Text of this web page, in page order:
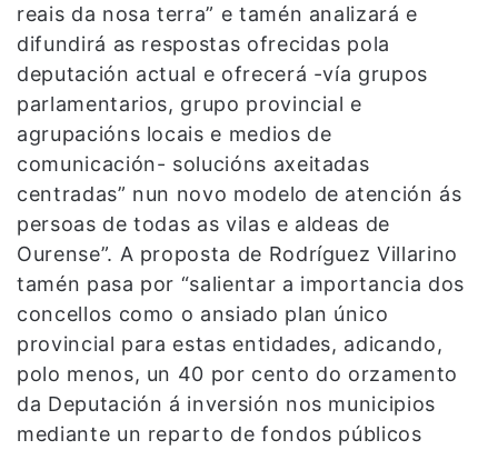
reais da nosa terra” e tamén analizará e
difundirá as respostas ofrecidas pola
deputación actual e ofrecerá -vía grupos
parlamentarios, grupo provincial e
agrupacións locais e medios de
comunicación- solucións axeitadas
centradas” nun novo modelo de atención ás
persoas de todas as vilas e aldeas de
Ourense”. A proposta de Rodríguez Villarino
tamén pasa por “salientar a importancia dos
concellos como o ansiado plan único
provincial para estas entidades, adicando,
polo menos, un 40 por cento do orzamento
da Deputación á inversión nos municipios
mediante un reparto de fondos públicos